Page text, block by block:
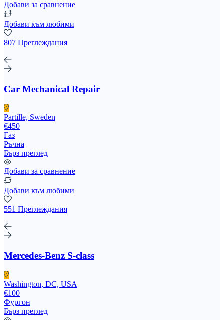
Добави за сравнение
Добави към любими
807 Преглеждания
Car Mechanical Repair
Partille, Sweden
€450
Газ
Ръчна
Бърз преглед
Добави за сравнение
Добави към любими
551 Преглеждания
Mercedes-Benz S-class
Washington, DC, USA
€100
Фургон
Бърз преглед